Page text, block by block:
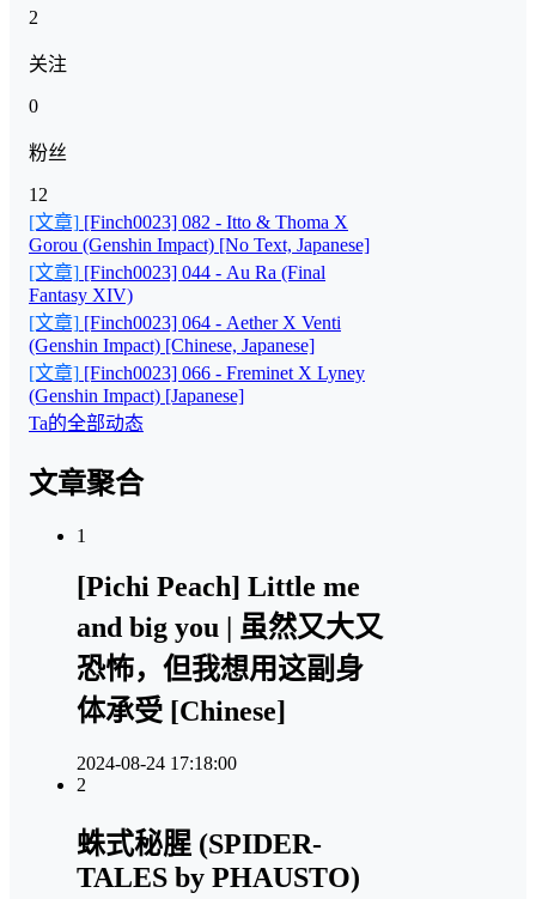
2
关注
0
粉丝
12
[文章] [Finch0023] 082 - Itto & Thoma X
Gorou (Genshin Impact) [No Text, Japanese]
[文章] [Finch0023] 044 - Au Ra (Final
Fantasy XIV)
[文章] [Finch0023] 064 - Aether X Venti
(Genshin Impact) [Chinese, Japanese]
[文章] [Finch0023] 066 - Freminet X Lyney
(Genshin Impact) [Japanese]
Ta的全部动态
文章聚合
1
[Pichi Peach] Little me
and big you | 虽然又大又
恐怖，但我想用这副身
体承受 [Chinese]
2024-08-24 17:18:00
2
蛛式秘腥 (SPIDER-
TALES by PHAUSTO)